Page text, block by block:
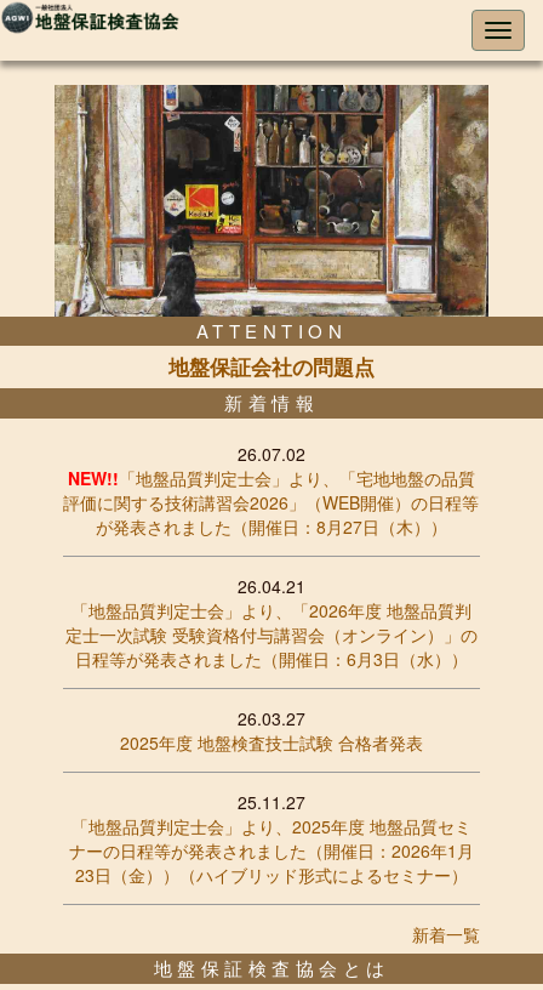
新着情報
26.07.02
NEW!! 「地盤品質判定士会」より、「宅地地盤の品質
評価に関する技術講習会2026」（WEB開催）の日程等
が発表されました（開催日：8月27日（木））
26.04.21
「地盤品質判定士会」より、「2026年度 地盤品質判
定士一次試験 受験資格付与講習会（オンライン）」の
日程等が発表されました（開催日：6月3日（水））
26.03.27
2025年度 地盤検査技士試験 合格者発表
25.11.27
「地盤品質判定士会」より、2025年度 地盤品質セミ
ナーの日程等が発表されました（開催日：2026年1月
23日（金））（ハイブリッド形式によるセミナー）
新着一覧
地盤保証検査協会とは
ATTENTION
地盤保証会社の問題点